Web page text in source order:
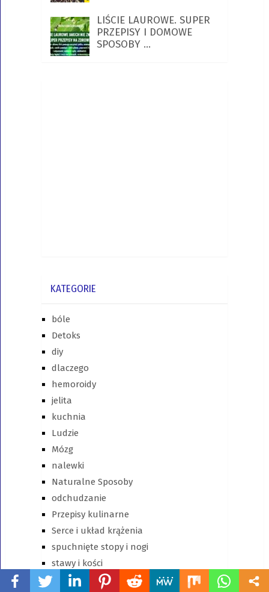
LIŚCIE LAUROWE. SUPER
PRZEPISY I DOMOWE
SPOSOBY …
KATEGORIE
bóle
Detoks
diy
dlaczego
hemoroidy
jelita
kuchnia
Ludzie
Mózg
nalewki
Naturalne Sposoby
odchudzanie
Przepisy kulinarne
Serce i układ krążenia
spuchnięte stopy i nogi
stawy i kości
URODA